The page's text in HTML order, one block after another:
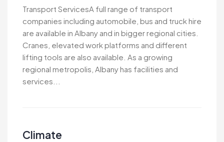
Transport ServicesA full range of transport
companies including automobile, bus and truck hire
are available in Albany and in bigger regional cities.
Cranes, elevated work platforms and different
lifting tools are also available. As a growing
regional metropolis, Albany has facilities and
services...
Climate